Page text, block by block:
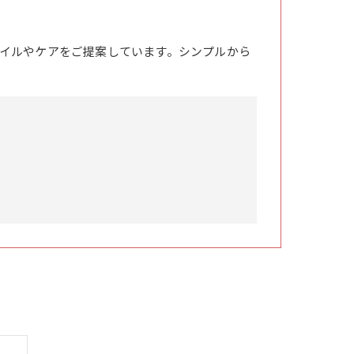
ルやケアをご提案しています。シンプルから